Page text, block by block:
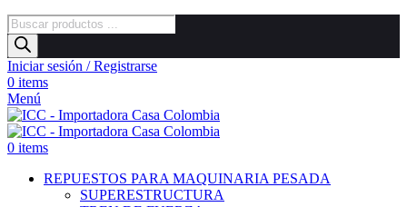
Búsqueda
de
productos
Iniciar sesión / Registrarse
0 items
Menú
0 items
REPUESTOS PARA MAQUINARIA PESADA
SUPERESTRUCTURA